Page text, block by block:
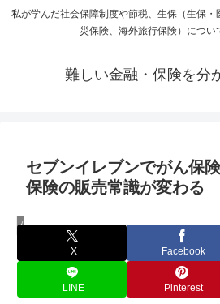
私が学んだ社会保障制度や節税、生保（生保・
災保険、海外旅行保険）につい
難しい金融・保険を分
セブンイレブンでがん保
保険の販売常識が変わる
保険会社の戦略
X Facebook
LINE Pinterest